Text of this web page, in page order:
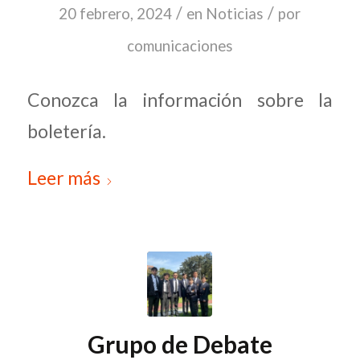
20 febrero, 2024 / en Noticias / por
comunicaciones
Conozca la información sobre la
boletería.
Leer más
Grupo de Debate